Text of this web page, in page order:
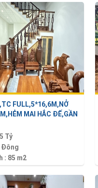
FULL,5*16,6M,NỞ
MAI HẮC ĐẾ,GẦN
Tỷ
Đông
: 85 m2